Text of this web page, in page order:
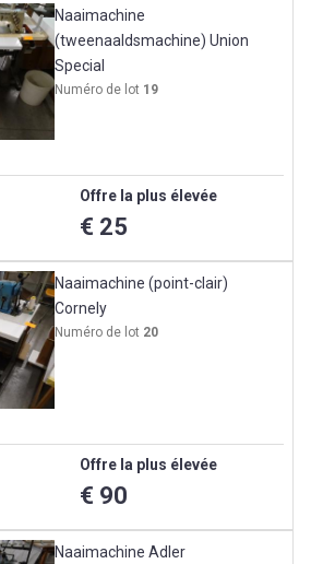
Naaimachine
(tweenaaldsmachine) Union
Special
Numéro de lot 19
Offre la plus élevée
€ 25
Naaimachine (point-clair)
Cornely
Numéro de lot 20
Offre la plus élevée
€ 90
Naaimachine Adler